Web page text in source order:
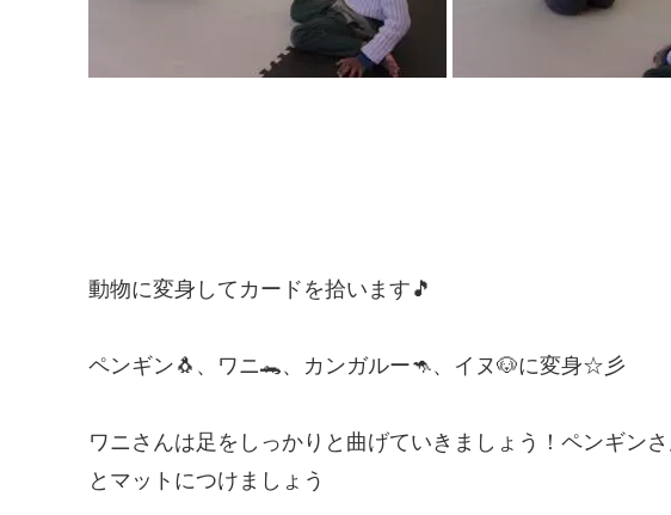
動物に変身してカードを拾います🎵
ペンギン🐧、ワニ🐊、カンガルー🦘、イヌ🐶に変身☆彡
ワニさんは足をしっかりと曲げていきましょう！ペンギン
とマットにつけましょう